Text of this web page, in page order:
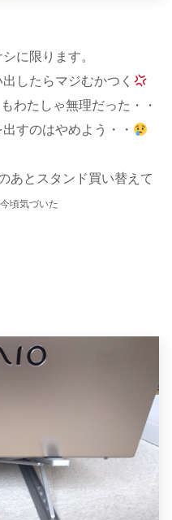
に限ります。
したらマジむかつく
わたしゃ無理だった・・
すのはやめよう・・
あとスタンド買い替えて
頃気づいた